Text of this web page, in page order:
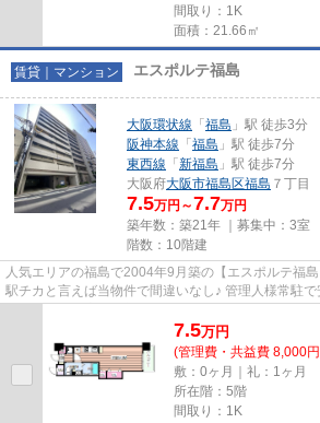
間取り：1K
面積：21.66㎡
賃貸｜マンション エスポルテ福島
大阪環状線 「 福島 」駅 徒歩3分
阪神本線 「 福島 」駅 徒歩7分
東西線 「 新福島 」駅 徒歩7分
大阪府大阪市福島区福島 ７丁目
7.5万円～7.7万円
築年数：築21年 ｜募集中： 3室
階数：10階建
人気エリアの福島で2004年9月築の【エスポルテ福
駅チカと言えば当物件で間違いなし♪ 管理人様常駐
7.5万円
(管理費・共益費 8,000
敷：0ヶ月｜礼：1ヶ月
所在階：5階
間取り：1K